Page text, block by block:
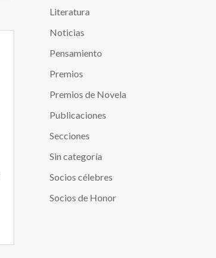
Literatura
Noticias
Pensamiento
Premios
Premios de Novela
Publicaciones
Secciones
Sin categoría
Socios célebres
Socios de Honor